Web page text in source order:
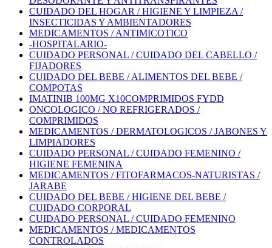
CUIDADO DEL HOGAR / HIGIENE Y LIMPIEZA /
INSECTICIDAS Y AMBIENTADORES
MEDICAMENTOS / ANTIMICOTICO
-HOSPITALARIO-
CUIDADO PERSONAL / CUIDADO DEL CABELLO /
FIJADORES
CUIDADO DEL BEBE / ALIMENTOS DEL BEBE /
COMPOTAS
IMATINIB 100MG X10COMPRIMIDOS FYDD
ONCOLOGICO / NO REFRIGERADOS /
COMPRIMIDOS
MEDICAMENTOS / DERMATOLOGICOS / JABONES Y
LIMPIADORES
CUIDADO PERSONAL / CUIDADO FEMENINO /
HIGIENE FEMENINA
MEDICAMENTOS / FITOFARMACOS-NATURISTAS /
JARABE
CUIDADO DEL BEBE / HIGIENE DEL BEBE /
CUIDADO CORPORAL
CUIDADO PERSONAL / CUIDADO FEMENINO
MEDICAMENTOS / MEDICAMENTOS
CONTROLADOS